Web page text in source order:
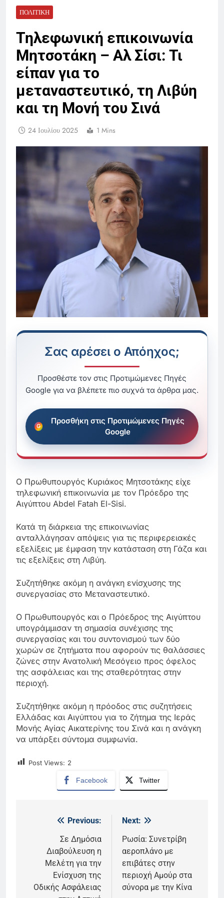
ΠΟΛΙΤΙΚΉ
Τηλεφωνική επικοινωνία
Μητσοτάκη – Αλ Σίσι: Τι
είπαν για το
μεταναστευτικό, τη Λιβύη
και τη Μονή του Σινά
24 Ιουλίου 2025 1 Mins
Σας αρέσει ο Απόηχος;
Προσθέστε τον στις Προτιμώμενες Πηγές
Google για να βλέπετε πιο συχνά τα άρθρα μας.
Προσθήκη στις Προτιμώμενες Πηγές
Google
Ο Πρωθυπουργός Κυριάκος Μητσοτάκης είχε
τηλεφωνική επικοινωνία με τον Πρόεδρο της
Αιγύπτου Abdel Fatah El-Sisi.
Κατά τη διάρκεια της επικοινωνίας
ανταλλάγησαν απόψεις για τις περιφερειακές
εξελίξεις με έμφαση την κατάσταση στη Γάζα και
τις εξελίξεις στη Λιβύη.
Συζητήθηκε ακόμη η ανάγκη ενίσχυσης της
συνεργασίας στο Μεταναστευτικό.
Ο Πρωθυπουργός και ο Πρόεδρος της Αιγύπτου
υπογράμμισαν τη σημασία συνέχισης της
συνεργασίας και του συντονισμού των δύο
χωρών σε ζητήματα που αφορούν τις θαλάσσιες
ζώνες στην Ανατολική Μεσόγειο προς όφελος
της ασφάλειας και της σταθερότητας στην
περιοχή.
Συζητήθηκε ακόμη η πρόοδος στις συζητήσεις
Ελλάδας και Αιγύπτου για το ζήτημα της Ιεράς
Μονής Αγίας Αικατερίνης του Σινά και η ανάγκη
να υπάρξει σύντομα συμφωνία.
Post Views: 2
Facebook Twitter
Πλοήγηση
άρθρων
Previous:
Σε Δημόσια
Διαβούλευση η
Μελέτη για την
Ενίσχυση της
Οδικής Ασφάλειας
Next:
Ρωσία: Συνετρίβη
αεροπλάνο με
επιβάτες στην
περιοχή Αμούρ στα
σύνορα με την Κίνα